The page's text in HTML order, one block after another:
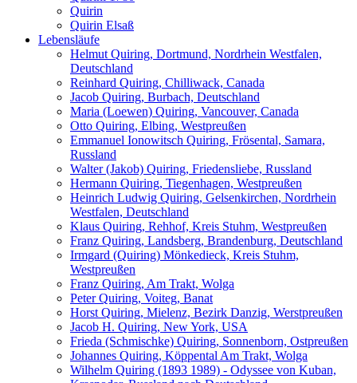
Quirin
Quirin Elsaß
Lebensläufe
Helmut Quiring, Dortmund, Nordrhein Westfalen,
Deutschland
Reinhard Quiring, Chilliwack, Canada
Jacob Quiring, Burbach, Deutschland
Maria (Loewen) Quiring, Vancouver, Canada
Otto Quiring, Elbing, Westpreußen
Emmanuel Ionowitsch Quiring, Frösental, Samara,
Russland
Walter (Jakob) Quiring, Friedensliebe, Russland
Hermann Quiring, Tiegenhagen, Westpreußen
Heinrich Ludwig Quiring, Gelsenkirchen, Nordrhein
Westfalen, Deutschland
Klaus Quiring, Rehhof, Kreis Stuhm, Westpreußen
Franz Quiring, Landsberg, Brandenburg, Deutschland
Irmgard (Quiring) Mönkedieck, Kreis Stuhm,
Westpreußen
Franz Quiring, Am Trakt, Wolga
Peter Quiring, Voiteg, Banat
Horst Quiring, Mielenz, Bezirk Danzig, Werstpreußen
Jacob H. Quiring, New York, USA
Frieda (Schmischke) Quiring, Sonnenborn, Ostpreußen
Johannes Quiring, Köppental Am Trakt, Wolga
Wilhelm Quiring (1893 1989) - Odyssee von Kuban,